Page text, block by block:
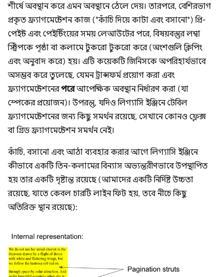
শীর্ষে অবস্থান করে এমন অবস্থানে ঠেলে দেয়। তারপরে, বেশিরভাগ
প্রকৃত ফ্র্যাগমেন্টেশন কাজ ("কাঁচি দিয়ে কাটা এবং বসানো") প্রি-
পেইন্ট এবং পেইন্টিংয়ের সময় লেআউটের পরে, বিষয়বস্তুর লম্বা
স্ট্রিপকে পৃষ্ঠা বা কলামে টুকরো টুকরো করে (অংশগুলি ক্লিপিং
এবং অনুবাদ করে) হয়। এটি কয়েকটি জিনিসকে অপরিহার্যভাবে
অসম্ভব করে তুলেছে, যেমন ট্রান্সফর্ম প্রয়োগ করা এবং
ফ্র্যাগমেন্টেশনেরপরেআপেক্ষিক অবস্থান নির্ধারণ করা (যা
স্পেকের প্রয়োজন)। উপরন্তু, যদিও লিগ্যাসি ইঞ্জিনে টেবিল
ফ্র্যাগমেন্টেশনের জন্য কিছু সমর্থন রয়েছে, সেখানে কোনও ফ্লেক্স
বা গ্রিড ফ্র্যাগমেন্টেশন সমর্থন নেই।
কাঁচি, বসানো এবং আঠা ব্যবহার করার আগে লিগ্যাসি ইঞ্জিনে
কীভাবে একটি তিন-কলামের বিন্যাস অভ্যন্তরীণভাবে উপস্থাপিত
হয় তার একটি দৃষ্টান্ত রয়েছে (আমাদের একটি নির্দিষ্ট উচ্চতা
রয়েছে, যাতে কেবল চারটি লাইন ফিট হয়, তবে নীচে কিছু
অতিরিক্ত স্থান রয়েছে):